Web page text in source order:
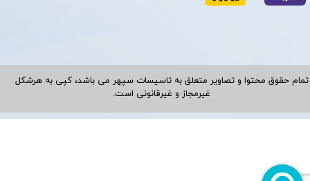
تمام حقوق محتوا و تصاویر متعلق به تاسیسات سپهر می باشد، کپی به هرشکل
غیرمجاز و غیرقانونی است.​​​​​​​